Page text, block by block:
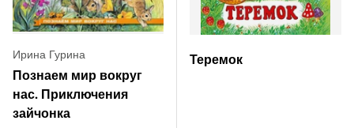
Ирина Гурина
Познаем мир вокруг
нас. Приключения
зайчонка
Теремок